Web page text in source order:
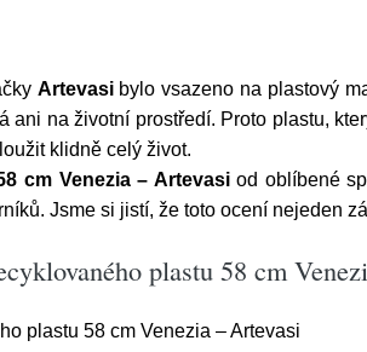
Artevasibylo vsazeno na plastový
ani na životní prostředí. Proto plastu,
klidně celý život.
cm Venezia – Artevasiod oblíbené
Jsme si jistí, že toto ocení nejeden
plastu 58 cm
plastu 58 cm Venezia – Artevasi